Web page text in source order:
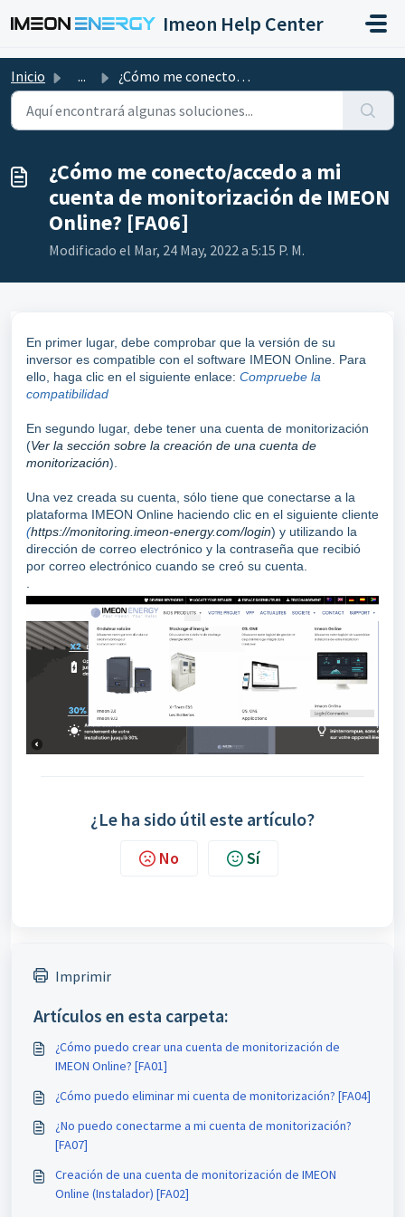
Imeon Help Center
Inicio ... ¿Cómo me conecto/accedo a mi cuenta de monitorización de ...
¿Cómo me conecto/accedo a mi
cuenta de monitorización de IMEON
Online? [FA06]
Modificado el Mar, 24 May, 2022 a 5:15 P. M.
En primer lugar, debe comprobar que la versión de su
inversor es compatible con el software IMEON Online. Para
ello, haga clic en el siguiente enlace: Compruebe la
compatibilidad
En segundo lugar, debe tener una cuenta de monitorización
(Ver la sección sobre la creación de una cuenta de
monitorización).
Una vez creada su cuenta, sólo tiene que conectarse a la
plataforma IMEON Online haciendo clic en el siguiente cliente
(https://monitoring.imeon-energy.com/login) y utilizando la
dirección de correo electrónico y la contraseña que recibió
por correo electrónico cuando se creó su cuenta.
¿Le ha sido útil este artículo?
No Sí
Imprimir
Artículos en esta carpeta:
¿Cómo puedo crear una cuenta de monitorización de
IMEON Online? [FA01]
¿Cómo puedo eliminar mi cuenta de monitorización? [FA04]
¿No puedo conectarme a mi cuenta de monitorización?
[FA07]
Creación de una cuenta de monitorización de IMEON
Online (Instalador) [FA02]